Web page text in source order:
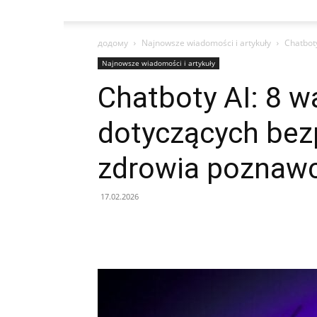
додому Najnowsze wiadomości i artykuły
Najnowsze wiadomości i artykuły
Chatboty AI: 8
dotyczących
zdrowia
17.02.2026